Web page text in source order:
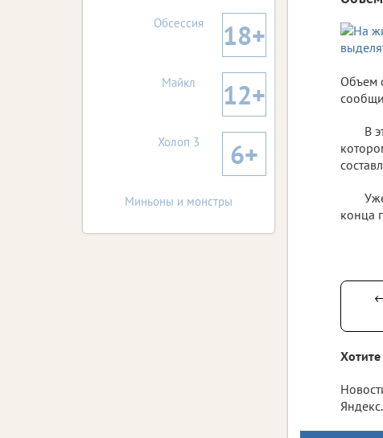
Объем
В
конца
Обсессия 18+
Майкл 12+
Холоп 3 6+
Миньоны и монстры